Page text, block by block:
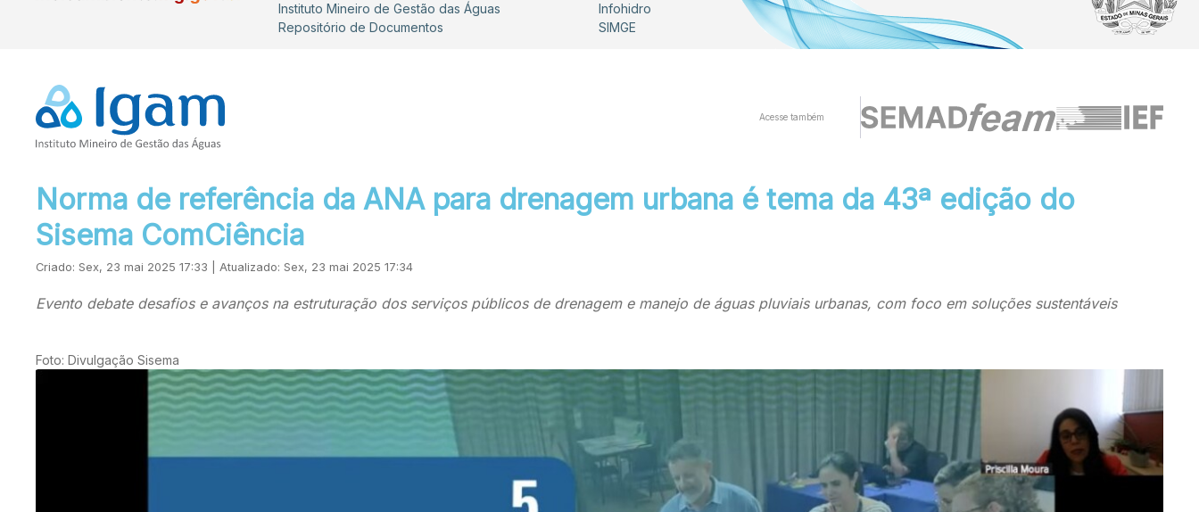
Instituto Mineiro de Gestão das Águas
Repositório de Documentos
Infohidro
SIMGE
Acesse também
Norma de referência da ANA para drenagem urbana é tema da 43ª edição do
Sisema ComCiência
Criado: Sex, 23 mai 2025 17:33 | Atualizado: Sex, 23 mai 2025 17:34
Evento debate desafios e avanços na estruturação dos serviços públicos de drenagem e manejo de águas pluviais urbanas, com foco em soluções sustentáveis
Foto: Divulgação Sisema